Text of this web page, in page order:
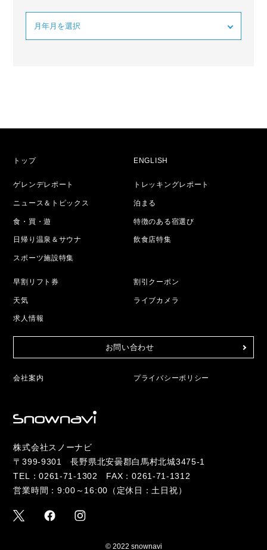
トップ ENGLISH
ゲレンデレポート トレッキングレポート
ニュース＆トピックス 泊まる
食・買・遊 特徴のある宿選び
日帰り温泉＆サウナ 飲食店特集
スポーツ施設特集
早割リフト券 割引クーポン
天気 ライブカメラ
求人情報
お問い合わせ
会社案内 プライバシーポリシー
株式会社スノーナビ
〒399-9301 長野県北安曇郡白馬村北城3475-1
TEL：0261-71-1302
FAX：0261-71-1312
営業時間：9:00～16:00（定休日：土日祝）
© 2022 snownavi